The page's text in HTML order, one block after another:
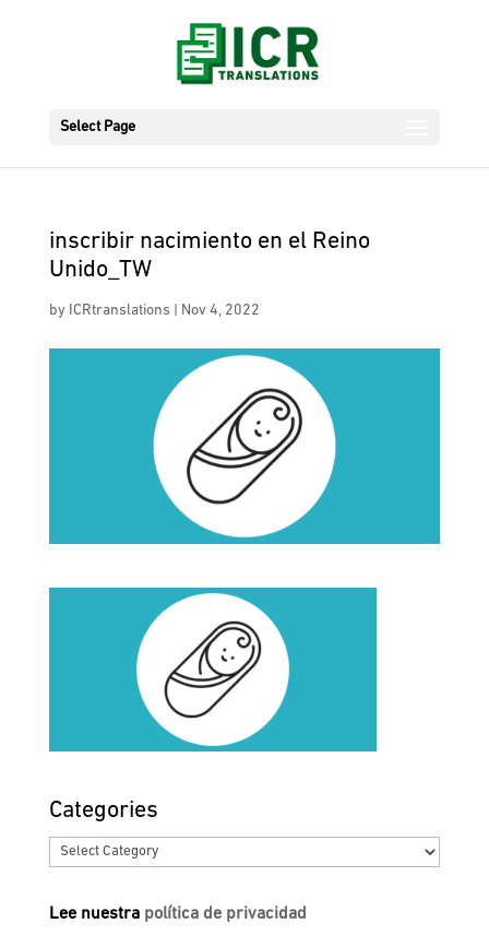
Select Page
inscribir nacimiento en el Reino
Unido_TW
by ICRtranslations Nov 4, 2022
Categories
Categories
Lee nuestra política de privacidad